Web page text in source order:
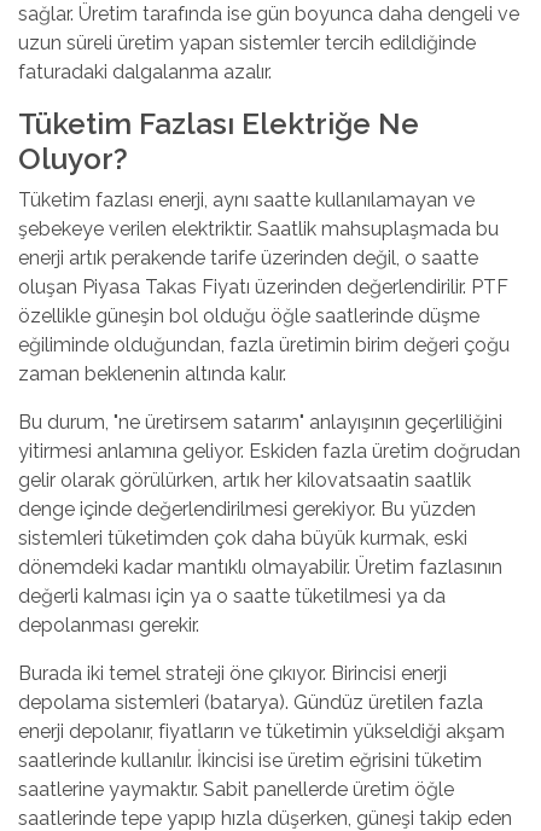
sağlar. Üretim tarafında ise gün boyunca daha dengeli ve
uzun süreli üretim yapan sistemler tercih edildiğinde
faturadaki dalgalanma azalır.
Tüketim Fazlası Elektriğe Ne
Oluyor?
Tüketim fazlası enerji, aynı saatte kullanılamayan ve
şebekeye verilen elektriktir. Saatlik mahsuplaşmada bu
enerji artık perakende tarife üzerinden değil, o saatte
oluşan Piyasa Takas Fiyatı üzerinden değerlendirilir. PTF
özellikle güneşin bol olduğu öğle saatlerinde düşme
eğiliminde olduğundan, fazla üretimin birim değeri çoğu
zaman beklenenin altında kalır.
Bu durum, "ne üretirsem satarım" anlayışının geçerliliğini
yitirmesi anlamına geliyor. Eskiden fazla üretim doğrudan
gelir olarak görülürken, artık her kilovatsaatin saatlik
denge içinde değerlendirilmesi gerekiyor. Bu yüzden
sistemleri tüketimden çok daha büyük kurmak, eski
dönemdeki kadar mantıklı olmayabilir. Üretim fazlasının
değerli kalması için ya o saatte tüketilmesi ya da
depolanması gerekir.
Burada iki temel strateji öne çıkıyor. Birincisi enerji
depolama sistemleri (batarya). Gündüz üretilen fazla
enerji depolanır, fiyatların ve tüketimin yükseldiği akşam
saatlerinde kullanılır. İkincisi ise üretim eğrisini tüketim
saatlerine yaymaktır. Sabit panellerde üretim öğle
saatlerinde tepe yapıp hızla düşerken, güneşi takip eden